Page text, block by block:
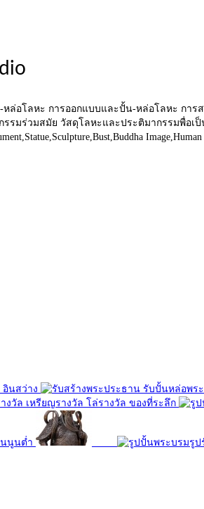
ล่อโลหะ การออกแบบและปั้น-หล่อโลหะ ก
วมสมัย วัสดุโลหะและประติมากรรมพื่อเป็น